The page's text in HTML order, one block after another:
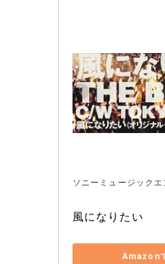
ソニーミュージックエ
風になりたい
Amazon